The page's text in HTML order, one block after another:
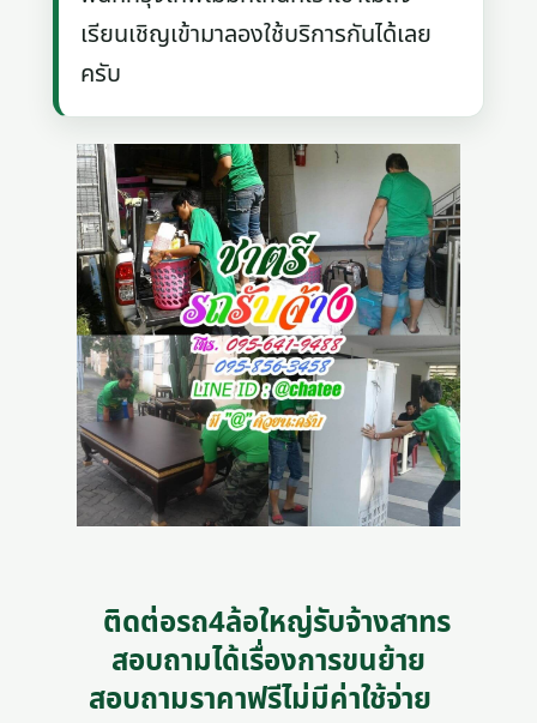
เรียนเชิญเข้ามาลองใช้บริการกันได้เลย
ครับ
ติดต่อรถ4ล้อใหญ่รับจ้างสาทร
สอบถามได้เรื่องการขนย้าย
สอบถามราคาฟรีไม่มีค่าใช้จ่าย